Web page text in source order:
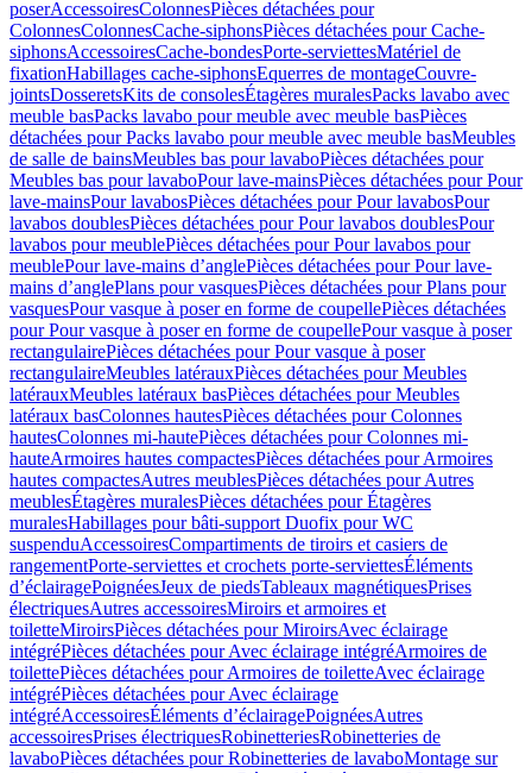
poserAccessoiresColonnesPièces détachées pour
ColonnesColonnesCache-siphonsPièces détachées pour Cache-
siphonsAccessoiresCache-bondesPorte-serviettesMatériel de
fixationHabillages cache-siphonsEquerres de montageCouvre-
jointsDosseretsKits de consolesÉtagères muralesPacks lavabo avec
meuble basPacks lavabo pour meuble avec meuble basPièces
détachées pour Packs lavabo pour meuble avec meuble basMeubles
de salle de bainsMeubles bas pour lavaboPièces détachées pour
Meubles bas pour lavaboPour lave-mainsPièces détachées pour Pour
lave-mainsPour lavabosPièces détachées pour Pour lavabosPour
lavabos doublesPièces détachées pour Pour lavabos doublesPour
lavabos pour meublePièces détachées pour Pour lavabos pour
meublePour lave-mains d’anglePièces détachées pour Pour lave-
mains d’anglePlans pour vasquesPièces détachées pour Plans pour
vasquesPour vasque à poser en forme de coupellePièces détachées
pour Pour vasque à poser en forme de coupellePour vasque à poser
rectangulairePièces détachées pour Pour vasque à poser
rectangulaireMeubles latérauxPièces détachées pour Meubles
latérauxMeubles latéraux basPièces détachées pour Meubles
latéraux basColonnes hautesPièces détachées pour Colonnes
hautesColonnes mi-hautePièces détachées pour Colonnes mi-
hauteArmoires hautes compactesPièces détachées pour Armoires
hautes compactesAutres meublesPièces détachées pour Autres
meublesÉtagères muralesPièces détachées pour Étagères
muralesHabillages pour bâti-support Duofix pour WC
suspenduAccessoiresCompartiments de tiroirs et casiers de
rangementPorte-serviettes et crochets porte-serviettesÉléments
d’éclairagePoignéesJeux de piedsTableaux magnétiquesPrises
électriquesAutres accessoiresMiroirs et armoires et
toiletteMiroirsPièces détachées pour MiroirsAvec éclairage
intégréPièces détachées pour Avec éclairage intégréArmoires de
toilettePièces détachées pour Armoires de toiletteAvec éclairage
intégréPièces détachées pour Avec éclairage
intégréAccessoiresÉléments d’éclairagePoignéesAutres
accessoiresPrises électriquesRobinetteriesRobinetteries de
lavaboPièces détachées pour Robinetteries de lavaboMontage sur